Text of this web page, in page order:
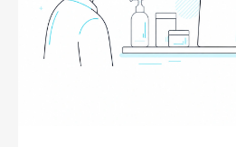
Bu ish qanchalik xatarli
Karuzoning (Ehrenberg-
tadqiqoti koʻrsatadi. Olim